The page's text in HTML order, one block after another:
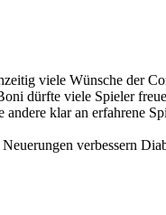
viele Wünsche der
dürfte viele Spieler
klar an erfahrene
verbessern